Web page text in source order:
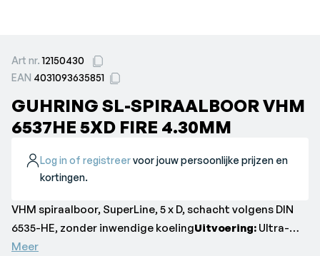
Art nr.12150430
EAN 4031093635851
GUHRING SL-SPIRAALBOOR VHM
6537HE 5XD FIRE 4.30MM
Log in of registreervoor jouw persoonlijke prijzen en
kortingen.
VHM spiraalboor, SuperLine, 5 x D, schacht volgens DIN
6535-HE, zonder inwendige koelingUitvoering: Ultra-
fijngekorreld-massief hardmetaal, DIN 6537, ty[e RT 100
Meer